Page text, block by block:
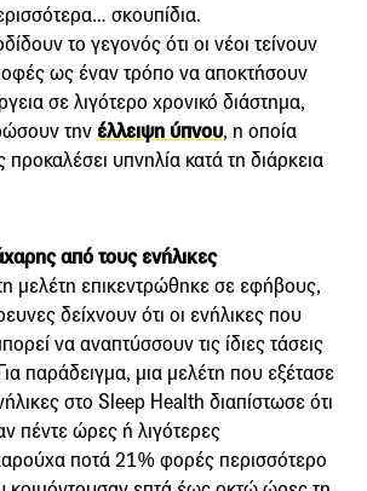
σκουπίδια.
το γεγονός ότι οι νέοι τείνουν
ως έναν τρόπο να αποκτήσουν
σε λιγότερο χρονικό διάστημα,
τηνέλλειψη ύπνου, η οποία
προκαλέσει υπνηλία κατά τη διάρκεια
από τους ενήλικες
μελέτη επικεντρώθηκε σε εφήβους,
δείχνουν ότι οι ενήλικες που
να αναπτύσσουν τις ίδιες τάσεις
παράδειγμα, μια μελέτη που εξέτασε
στο Sleep Health διαπίστωσε ότι
πέντε ώρες ή λιγότερες
ποτά 21% φορές περισσότερο